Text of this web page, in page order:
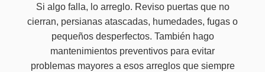
Si algo falla, lo arreglo. Reviso puertas que no
cierran, persianas atascadas, humedades, fugas o
pequeños desperfectos. También hago
mantenimientos preventivos para evitar
problemas mayores a esos arreglos que siempre